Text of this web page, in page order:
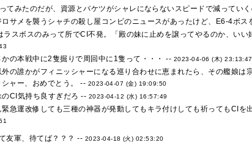
てみたのだが、資源とバケツがシャレにならないスピードで減ってい
ロサメを襲うシャチの殺し屋コンビのニュースがあったけど、E6-4ボ
ラスボスのみって所でCI不発。「殿の妹に止めを譲ってやるのか、い
かの本戦中に2隻掘りで周回中に1隻って・・・ -- 2023-04-06 (木) 23:13:47
外の誰かがフィニッシャーになる巡り合わせに恵まれたら、その艦娘
ャー、おめでとう。 -- 2023-04-07 (金) 19:09:50
のCI気持ち良すぎだろ -- 2023-04-12 (水) 16:57:49
緊急運改修しても三種の神器が発動してもキラ付けしても祈ってもCI
友軍、待てば？？？ -- 2023-04-18 (火) 02:53:20